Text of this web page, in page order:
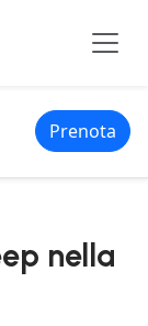
Prenota
nella